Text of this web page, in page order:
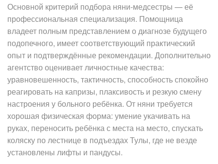
Основной критерий подбора няни-медсестры — её
профессиональная специализация. Помощница
владеет полным представлением о диагнозе будущего
подопечного, имеет соответствующий практический
опыт и подтверждённые рекомендации. Дополнительно
агентство оценивает личностные качества:
уравновешенность, тактичность, способность спокойно
реагировать на капризы, плаксивость и резкую смену
настроения у больного ребёнка. От няни требуется
хорошая физическая форма: умение укачивать на
руках, переносить ребёнка с места на место, спускать
коляску по лестнице в подъездах Тулы, где не везде
установлены лифты и пандусы.